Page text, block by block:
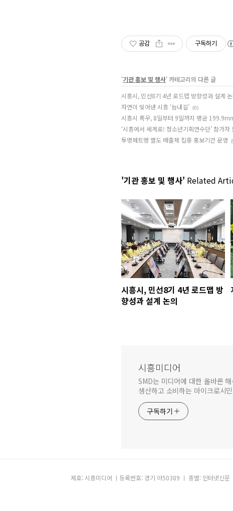
공감 구독하기
'기관 홍보 및 행사' 카테고리의 다른 글
시흥시, 민선8기 4년 로드맵 방향성과 설계 논
자연이 빚어낸 시흥 ‘늠내길’ (0)
시흥시 폭우, 8일부터 9일까지 평균
‘시흥에서 세계로! 청소년기획연수단’ 참가자
투명페트병 별도 배출제 집중 홍보기간 운영
'기관 홍보 및 행사' Related
시흥시, 민선8기 4년 로드맵 방
향성과 설계 논의
시흥미디어
SMD는 미디어에 대한 올바른
생산하고 소비하는 마이크로시
구독하기
제호: 시흥미디어 ㅣ등록번호: 경기 아50389 ㅣ 종별: 인터넷